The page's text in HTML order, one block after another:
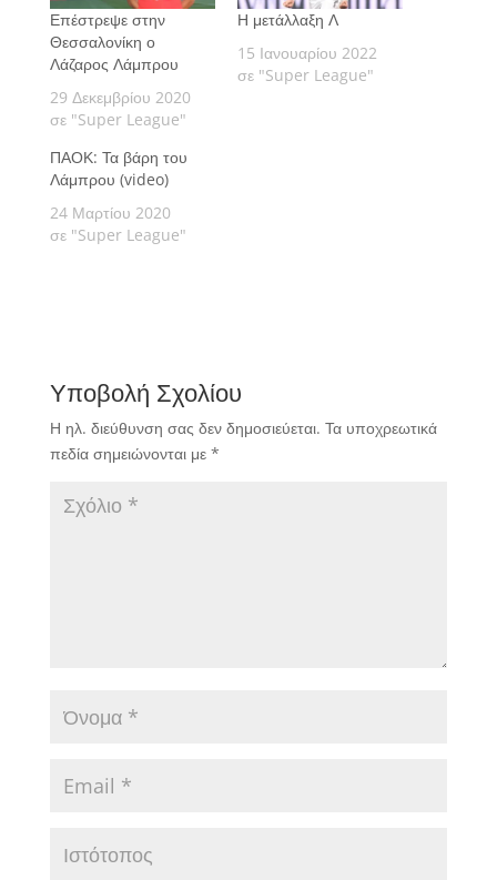
Επέστρεψε στην
Θεσσαλονίκη ο
Λάζαρος Λάμπρου
29 Δεκεμβρίου 2020
σε "Super League"
Η μετάλλαξη Λ
15 Ιανουαρίου 2022
σε "Super League"
ΠΑΟΚ: Τα βάρη του
Λάμπρου (video)
24 Μαρτίου 2020
σε "Super League"
Υποβολή Σχολίου
Η ηλ. διεύθυνση σας δεν δημοσιεύεται. Τα υποχρεωτικά
πεδία σημειώνονται με *